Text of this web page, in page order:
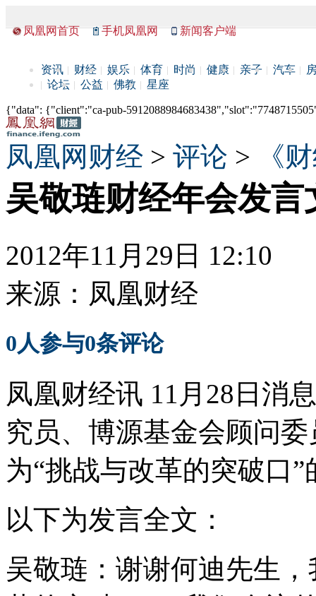
凤凰网首页 手机凤凰网 新闻客户端
资讯 财经 娱乐 体育 时尚 健康 亲子 汽车
论坛
公益 佛教 星座
{"data": {"client":"ca-pub-
凤凰网财经 > 评论 > 《
吴敬琏财经年会发言
2012年11月29日 12:10
来源： 凤凰财经
0人参与0条评论
凤凰财经讯 11月28日消
究员、博源基金会顾问委
为“挑战与改革的突破口
以下为发言全文：
吴敬琏：谢谢何迪先生